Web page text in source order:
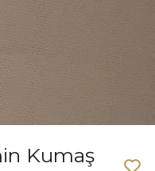
Kumaş